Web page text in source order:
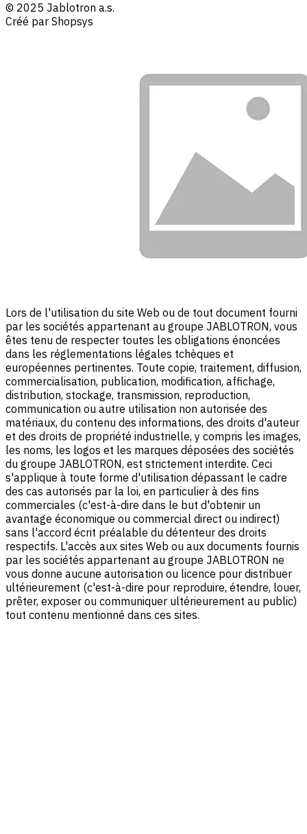
© 2025 Jablotron a.s.
Créé par Shopsys
Lors de l'utilisation du site Web ou de tout document fourni
par les sociétés appartenant au groupe JABLOTRON, vous
êtes tenu de respecter toutes les obligations énoncées
dans les réglementations légales tchèques et
européennes pertinentes. Toute copie, traitement, diffusion,
commercialisation, publication, modification, affichage,
distribution, stockage, transmission, reproduction,
communication ou autre utilisation non autorisée des
matériaux, du contenu des informations, des droits d'auteur
et des droits de propriété industrielle, y compris les images,
les noms, les logos et les marques déposées des sociétés
du groupe JABLOTRON, est strictement interdite. Ceci
s'applique à toute forme d'utilisation dépassant le cadre
des cas autorisés par la loi, en particulier à des fins
commerciales (c'est-à-dire dans le but d'obtenir un
avantage économique ou commercial direct ou indirect)
sans l'accord écrit préalable du détenteur des droits
respectifs. L'accès aux sites Web ou aux documents fournis
par les sociétés appartenant au groupe JABLOTRON ne
vous donne aucune autorisation ou licence pour distribuer
ultérieurement (c'est-à-dire pour reproduire, étendre, louer,
prêter, exposer ou communiquer ultérieurement au public)
tout contenu mentionné dans ces sites.